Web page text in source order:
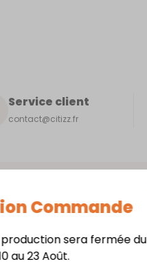
Commande
sera fermée du
au 23 Août.
Service client
contact@citizz.fr
Support